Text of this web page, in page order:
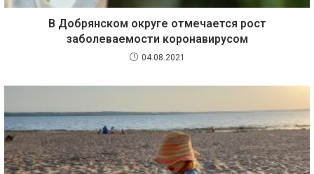
В Добрянском округе отмечается рост
заболеваемости коронавирусом
04.08.2021